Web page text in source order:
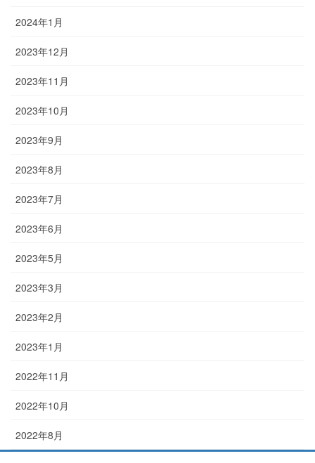
2024年1月
2023年12月
2023年11月
2023年10月
2023年9月
2023年8月
2023年7月
2023年6月
2023年5月
2023年3月
2023年2月
2023年1月
2022年11月
2022年10月
2022年8月